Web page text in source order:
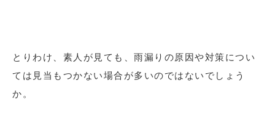
とりわけ、素人が見ても、雨漏りの原因や対策につい
ては見当もつかない場合が多いのではないでしょう
か。